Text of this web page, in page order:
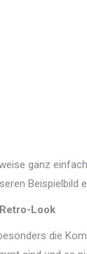
ganz
Beispielbild
Look
die